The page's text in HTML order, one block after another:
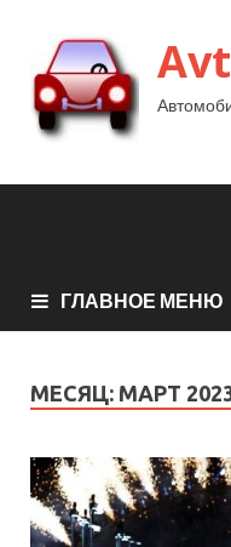
ГЛАВНОЕ МЕНЮ
МЕСЯЦ: МАРТ